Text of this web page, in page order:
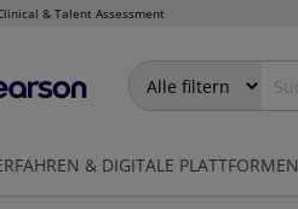
& Talent Assessment
& DIGITALE PLATTFORMEN